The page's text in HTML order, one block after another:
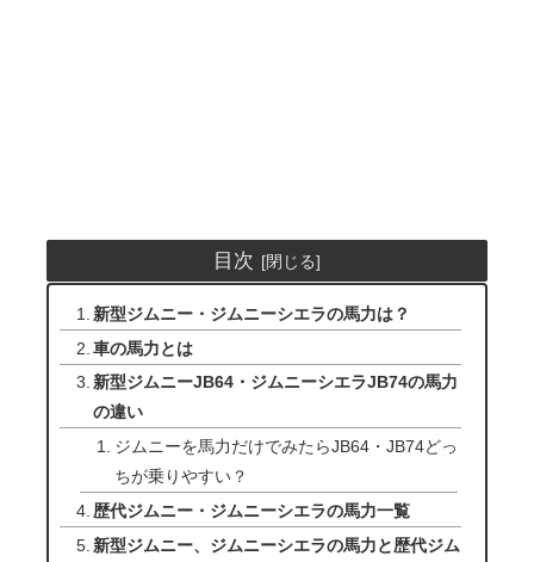
目次
新型ジムニー・ジムニーシエラの馬力は？
車の馬力とは
新型ジムニーJB64・ジムニーシエラJB74の馬力
の違い
ジムニーを馬力だけでみたらJB64・JB74どっ
ちが乗りやすい？
歴代ジムニー・ジムニーシエラの馬力一覧
新型ジムニー、ジムニーシエラの馬力と歴代ジム